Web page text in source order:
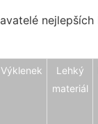
Výklenek
Lehký
materiál